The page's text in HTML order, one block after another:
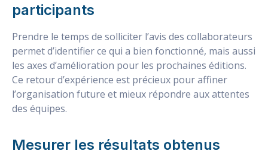
participants
Prendre le temps de solliciter l’avis des collaborateurs
permet d’identifier ce qui a bien fonctionné, mais aussi
les axes d’amélioration pour les prochaines éditions.
Ce retour d’expérience est précieux pour affiner
l’organisation future et mieux répondre aux attentes
des équipes.
Mesurer les résultats obtenus